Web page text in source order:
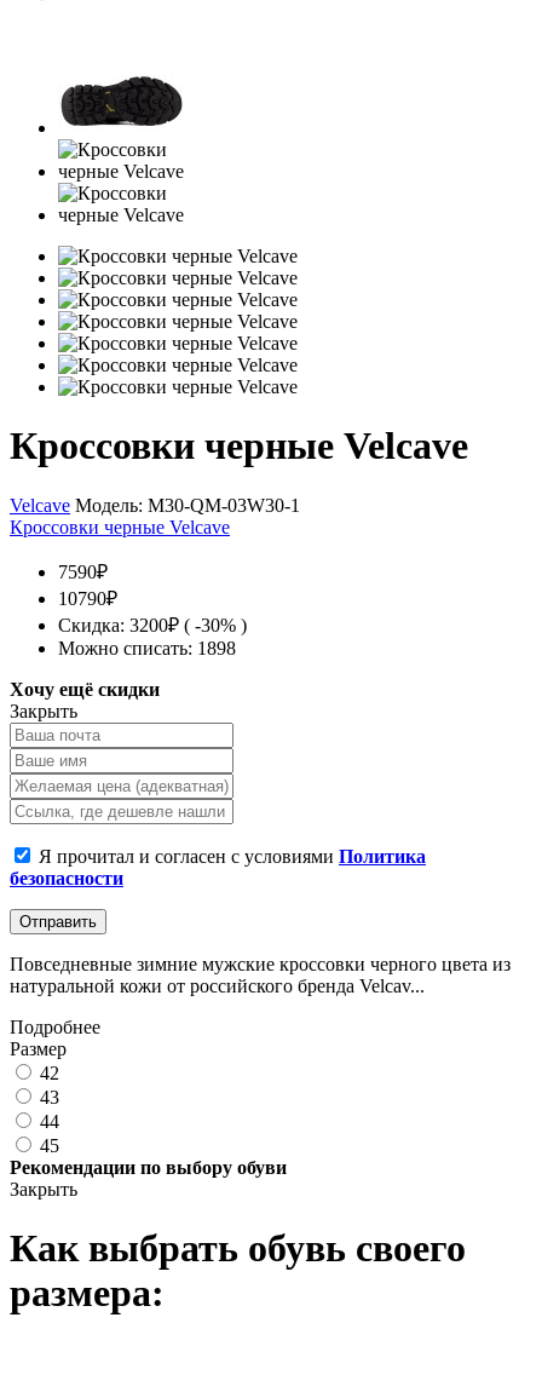
Кроссовки черные Velcave
Velcave Модель: M30-QM-03W30-1
Кроссовки черные Velcave
7590₽
10790₽
Скидка: 3200₽ ( -30% )
Можно списать: 1898
Хочу ещё скидки
Закрыть
Я прочитал и согласен с условиями Политика
безопасности
Отправить
Повседневные зимние мужские кроссовки черного цвета из
натуральной кожи от российского бренда Velcav...
Подробнее
Размер
42
43
44
45
Рекомендации по выбору обуви
Закрыть
Как выбрать обувь своего
размера: